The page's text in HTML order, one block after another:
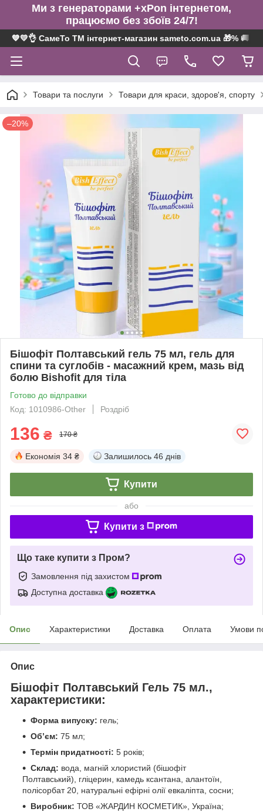
Ми з генераторами +xPon інтернетом,
працюємо без збоїв 24/7!
💙💛👌 СамеТо ТМ інтернет-магазин sameto.com.ua 🎁% 🚚 ⤵
Товари та послуги Товари для краси, здоров'я, спорту
–20%
Бішофіт Полтавський гель 75 мл, гель для
спини та суглобів - масажний крем, мазь від
болю Bishofit для тіла
Готово до відправки
Код: 1010986-Other
Роздріб
136 ₴ 170 ₴
Економія 34 ₴ Залишилось 46 днів
Купити
або
Купити з
Що таке купити з Пром?
Замовлення під захистом
Доступна доставка
Опис Характеристики Доставка Оплата Умови
Опис
Бішофіт Полтавський Гель 75 мл.,
характеристики:
Форма випуску: гель;
Об’єм: 75 мл;
Термін придатності: 5 років;
Склад: вода, магній хлористий (бішофіт
Полтавський), гліцерин, камедь ксантана, алантоїн,
полісорбат 20, натуральні ефірні олії евкаліпта, сосни;
Виробник: ТОВ «ЖАРДИН КОСМЕТИК», Україна;